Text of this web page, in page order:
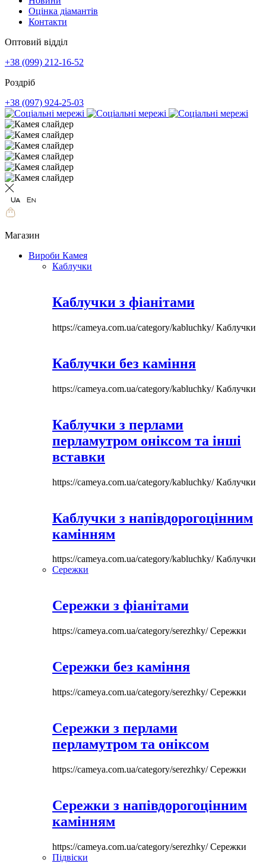
Оцінка діамантів
Контакти
Оптовий відділ
+38 (099) 212-16-52
Роздріб
+38 (097) 924-25-03
Магазин
Вироби Камея
Каблучки
Каблучки з фіанітами
https://cameya.com.ua/category/kabluchky/Каблучки
Каблучки без каміння
https://cameya.com.ua/category/kabluchky/Каблучки
Каблучки з перлами
перламутром оніксом та інші
вставки
https://cameya.com.ua/category/kabluchky/Каблучки
Каблучки з напівдорогоцінним
камінням
https://cameya.com.ua/category/kabluchky/Каблучки
Сережки
Сережки з фіанітами
https://cameya.com.ua/category/serezhky/Сережки
Сережки без каміння
https://cameya.com.ua/category/serezhky/Сережки
Сережки з перлами
перламутром та оніксом
https://cameya.com.ua/category/serezhky/Сережки
Сережки з напівдорогоцінним
камінням
https://cameya.com.ua/category/serezhky/Сережки
Підвіски